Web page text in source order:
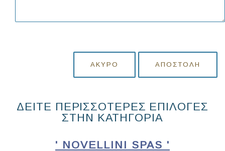
ΆΚΥΡΟ ΑΠΟΣΤΟΛΉ
ΔΕΙΤΕ ΠΕΡΙΣΣΟΤΕΡΕΣ ΕΠΙΛΟΓΕΣ
ΣΤΗΝ ΚΑΤΗΓΟΡΙΑ
' NOVELLINI SPAS '